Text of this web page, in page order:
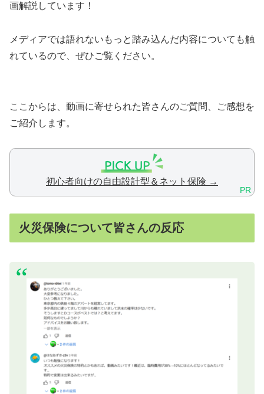
画解説しています！
メディアでは語れないもっと踏み込んだ内容についても触
れているので、ぜひご覧ください。
ここからは、動画に寄せられた皆さんのご質問、ご感想を
ご紹介します。
初心者向けの自由設計型＆ネット保険 →
PR
火災保険について皆さんの反応